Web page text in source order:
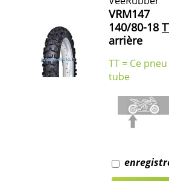
VRM147
140/80-18
arrière
TT = Ce
tube